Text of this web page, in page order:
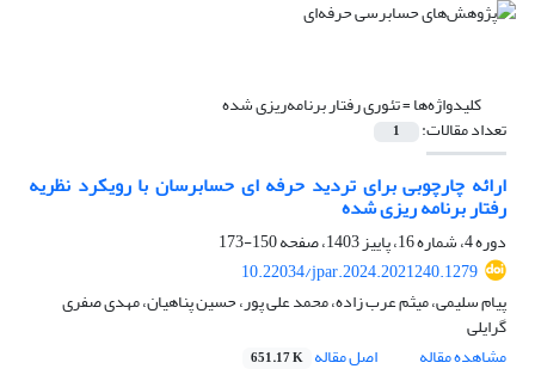
کلیدواژه‌ها =تئوری رفتار برنامه‌ریزی شده
تعداد مقالات: 1
ارائه چارچوبی برای تردید حرفه ای حسابرسان با رویکرد نظریه
رفتار برنامه ریزی شده
دوره 4، شماره 16، پاییز 1403، صفحه
150-173
10.22034/jpar.2024.2021240.1279
پیام سلیمی، میثم عرب زاده، محمد علی پور، حسین پناهیان، مهدی صفری
گرایلی
مشاهده مقاله
اصل مقاله 651.17 K